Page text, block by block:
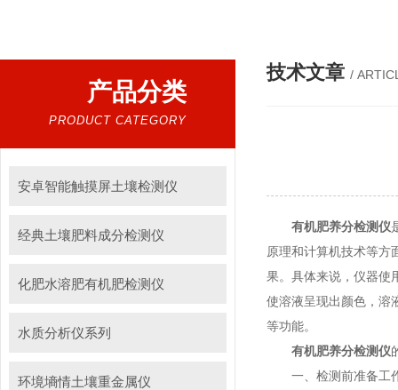
产品分类
PRODUCT CATEGORY
安卓智能触摸屏土壤检测仪
经典土壤肥料成分检测仪
化肥水溶肥有机肥检测仪
水质分析仪系列
环境墒情土壤重金属仪
技术文章 /
有机肥养分检测仪
原理和计算机技术等方
果。具体来说，仪器使
使溶液呈现出颜色，溶
等功能。
有机肥养分检测仪
一、检测前准备工